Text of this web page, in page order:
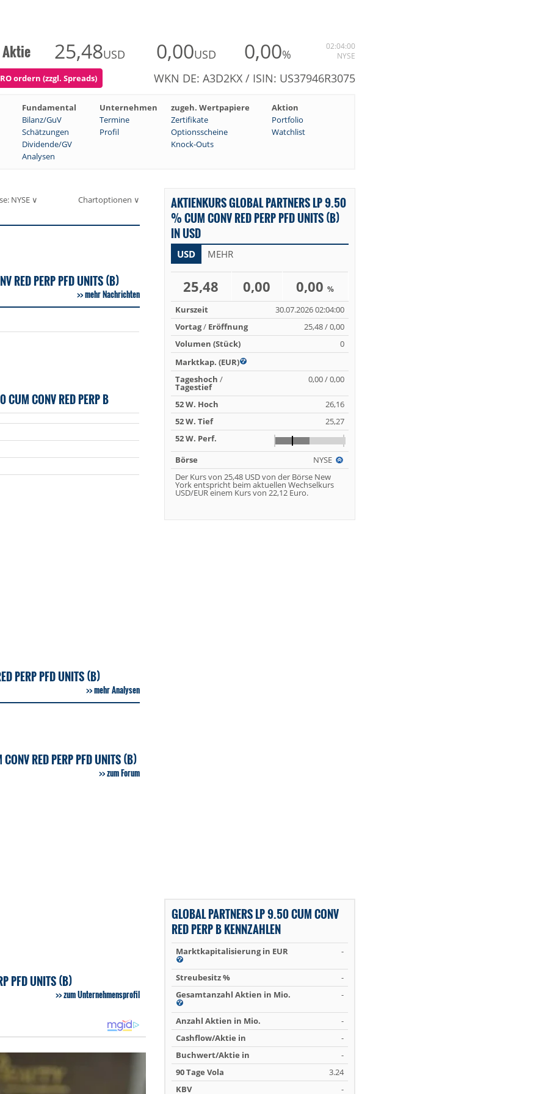
Aktie 25,48USD 0,00USD 0,00%
02:04:00
NYSE
ordern (zzgl. Spreads) WKN DE: A3D2KX / ISIN: US37946R3075
Fundamental Unternehmen zugeh. Wertpapiere
Aktion
Bilanz/GuV
Termine Zertifikate
Portfolio
Schätzungen
Profil Optionsscheine
Watchlist
Dividende/GV
Knock-Outs
Analysen
NYSE ∨ Chartoptionen ∨
RED PERP PFD UNITS (B)
mehr Nachrichten
CUM CONV RED PERP B
PERP PFD UNITS (B)
mehr Analysen
RED PERP PFD UNITS (B)
zum Forum
PFD UNITS (B)
zum Unternehmensprofil
AKTIENKURS GLOBAL PARTNERS LP 9.50
% CUM CONV RED PERP PFD UNITS (B)
IN USD
USD MEHR
25,48 0,00 0,00%
Kurszeit
30.07.2026 02:04:00
Vortag/ Eröffnung
25,48 / 0,00
Volumen (Stück)
0
Marktkap. (EUR)
Tageshoch /
Tagestief
0,00 / 0,00
52 W. Hoch
26,16
52 W. Tief
25,27
52 W. Perf.
Börse
NYSE
Der Kurs von 25,48 USD von der Börse New
York entspricht beim aktuellen Wechselkurs
USD/EUR einem Kurs von 22,12 Euro.
GLOBAL PARTNERS LP 9.50 CUM CONV
RED PERP B KENNZAHLEN
Marktkapitalisierung in EUR -
Streubesitz %
-
Gesamtanzahl Aktien in Mio.
-
Anzahl Aktien in Mio.
-
Cashflow/Aktie in
-
Buchwert/Aktie in
-
90 Tage Vola
3.24
KBV
-